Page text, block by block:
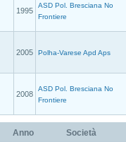
1995
ASD Pol. Bresciana No
Frontiere
2005 Polha-Varese Apd Aps
2008
ASD Pol. Bresciana No
Frontiere
Anno Società